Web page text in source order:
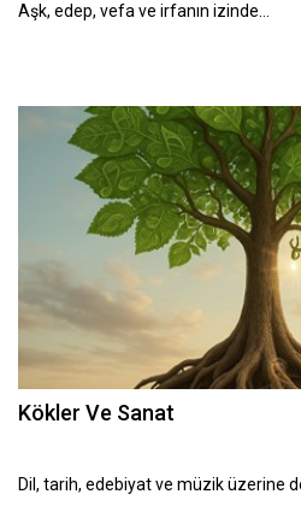
Aşk, edep, vefa ve irfanın izinde…
Kökler Ve Sanat
Dil, tarih, edebiyat ve müzik üzerine